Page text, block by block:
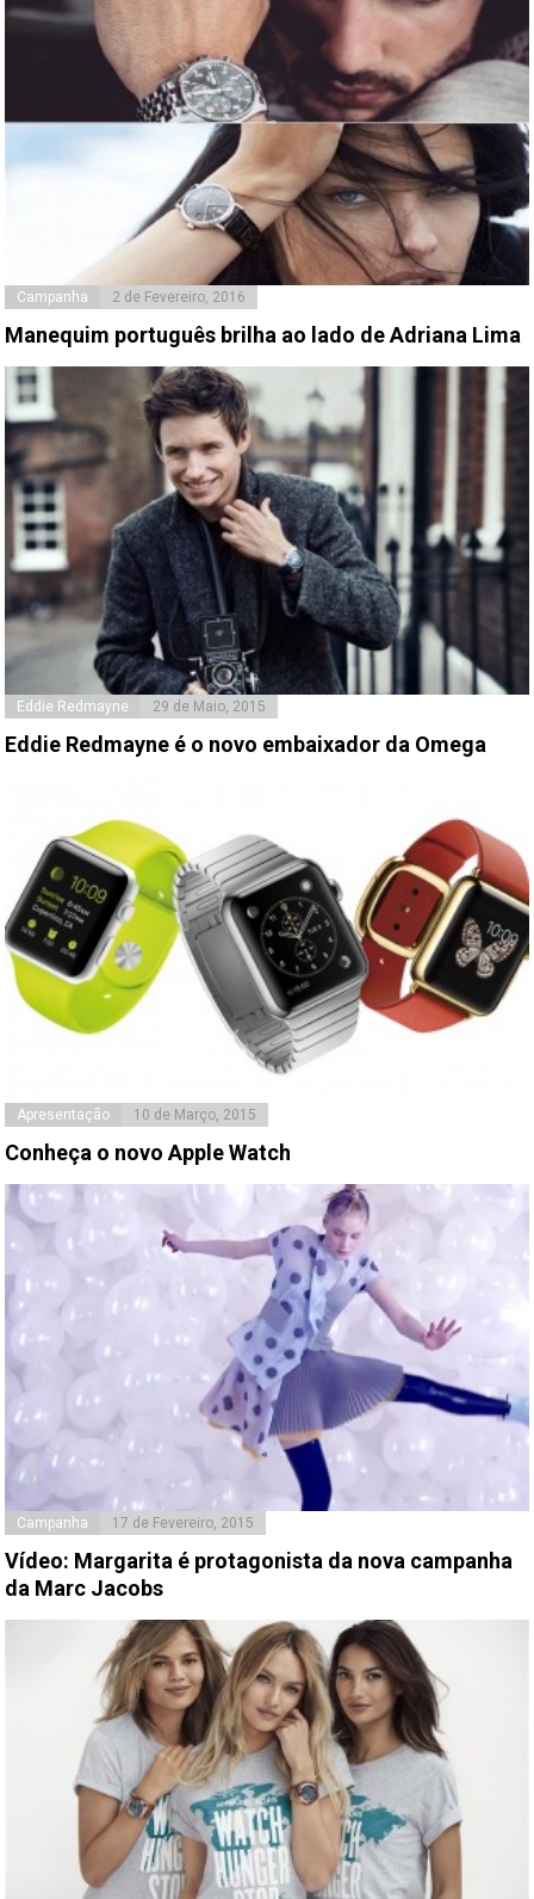
Campanha 2 de Fevereiro, 2016
Manequim português brilha ao lado de Adriana Lima
Eddie Redmayne 29 de Maio, 2015
Eddie Redmayne é o novo embaixador da Omega
Apresentação 10 de Março, 2015
Conheça o novo Apple Watch
Campanha 17 de Fevereiro, 2015
Vídeo: Margarita é protagonista da nova campanha
da Marc Jacobs